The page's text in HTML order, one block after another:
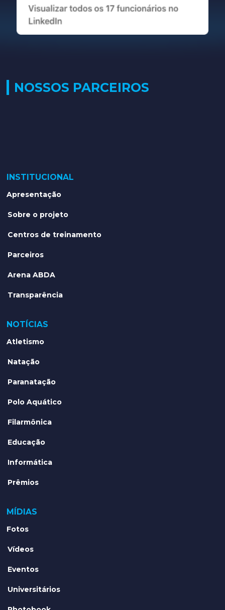
NOSSOS PARCEIROS
INSTITUCIONAL
Apresentação
Sobre o projeto
Centros de treinamento
Parceiros
Arena ABDA
Transparência
NOTÍCIAS
Atletismo
Natação
Paranatação
Polo Aquático
Filarmônica
Educação
Informática
Prêmios
MÍDIAS
Fotos
Vídeos
Eventos
Universitários